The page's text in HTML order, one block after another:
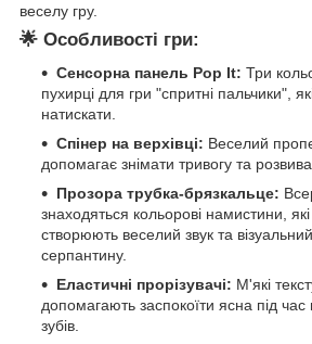
веселу гру.
🌟 Особливості гри:
Сенсорна панель Pop It: Три
пухирці для гри "спритні пальчики",
натискати.
Спінер на верхівці: Веселий
допомагає знімати тривогу та
Прозора трубка-брязкальце:
знаходяться кольорові намистини,
створюють веселий звук та
серпантину.
Еластичні прорізувачі: М'які
допомагають заспокоїти ясна під час
зубів.